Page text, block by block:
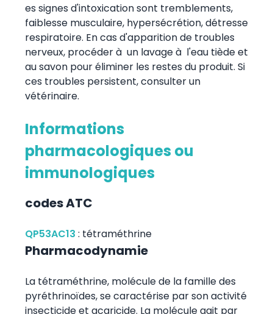
es signes d'intoxication sont tremblements,
faiblesse musculaire, hypersécrétion, détresse
respiratoire. En cas d'apparition de troubles
nerveux, procéder à un lavage à l'eau tiède et
au savon pour éliminer les restes du produit. Si
ces troubles persistent, consulter un
vétérinaire.
Informations
pharmacologiques ou
immunologiques
codes ATC
QP53AC13 : tétraméthrine
Pharmacodynamie
La tétraméthrine, molécule de la famille des
pyréthrinoïdes, se caractérise par son activité
insecticide et acaricide. La molécule agit par